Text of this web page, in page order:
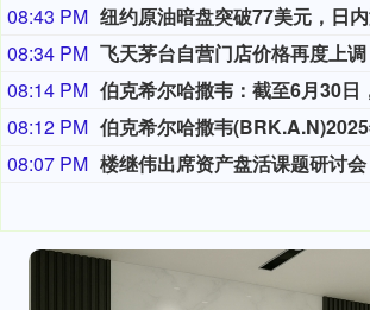
08:43 PM 纽约原油暗盘突破77美元，日内
08:34 PM
08:14 PM
08:12 PM
08:07 PM 楼继伟出席资产盘活课题研讨会